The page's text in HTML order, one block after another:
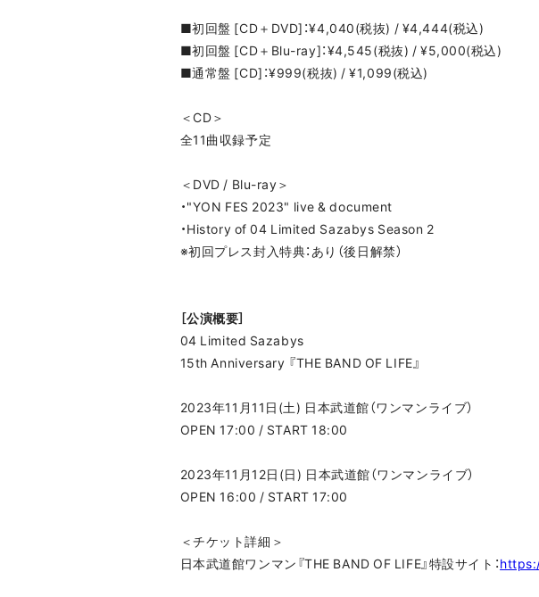
■初回盤 [CD＋DVD]：¥4,040(税抜) / ¥4,444(税込)
■初回盤 [CD＋Blu-ray]：¥4,545(税抜) / ¥5,000(税込)
■通常盤 [CD]：¥999(税抜) / ¥1,099(税込)
＜CD＞
全11曲収録予定
＜DVD / Blu-ray＞
・"YON FES 2023" live & document
・History of 04 Limited Sazabys Season 2
※初回プレス封入特典：あり（後日解禁）
［公演概要］
04 Limited Sazabys
15th Anniversary 『THE BAND OF LIFE』
2023年11月11日(土) 日本武道館（ワンマンライブ）
OPEN 17:00 / START 18:00
2023年11月12日(日) 日本武道館（ワンマンライブ）
OPEN 16:00 / START 17:00
＜チケット詳細＞
日本武道館ワンマン『THE BAND OF LIFE』特設サイト：